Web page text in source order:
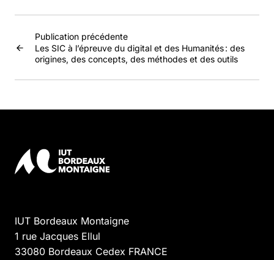
Publication précédente
Les SIC à l’épreuve du digital et des Humanités : des
origines, des concepts, des méthodes et des outils
IUT Bordeaux Montaigne
1 rue Jacques Ellul
33080 Bordeaux Cedex FRANCE